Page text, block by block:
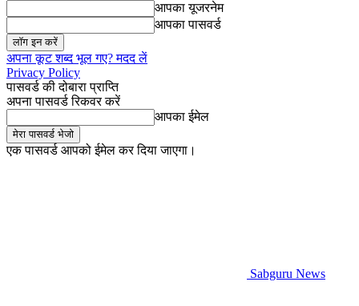
आपका यूजरनेम
आपका पासवर्ड
अपना कूट शब्द भूल गए? मदद लें
Privacy Policy
पासवर्ड की दोबारा प्राप्ति
अपना पासवर्ड रिकवर करें
आपका ईमेल
एक पासवर्ड आपको ईमेल कर दिया जाएगा।
Sabguru News